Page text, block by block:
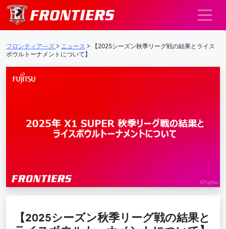
メインナビゲーション
フロンティア―ズ > ニュース >
【2025シーズン秋季リーグ戦の結果とライス
ボウルトーナメントについて】
【2025シーズン秋季リーグ戦の結果と